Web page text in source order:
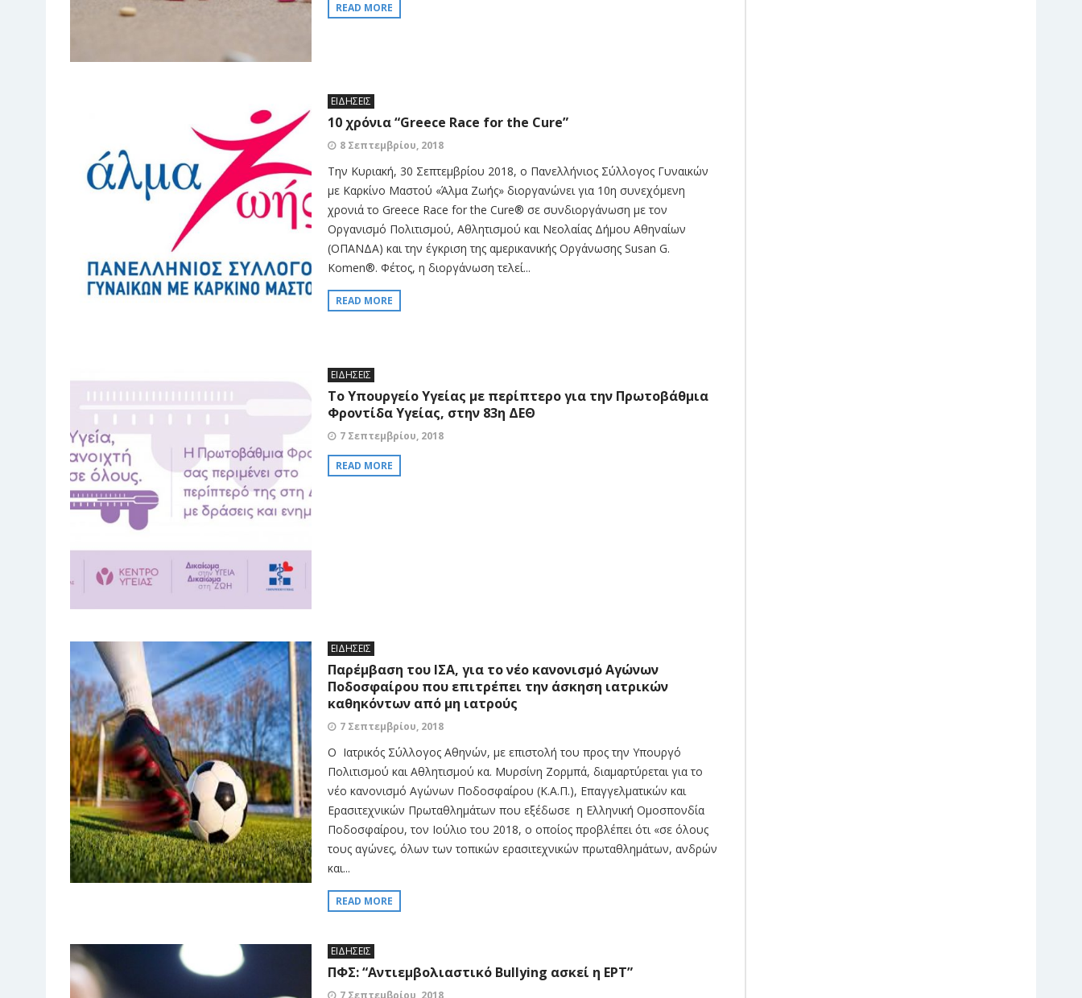
READ MORE
ΕΙΔΗΣΕΙΣ
10 χρόνια “Greece Race for the Cure”
8 Σεπτεμβρίου, 2018
Την Κυριακή, 30 Σεπτεμβρίου 2018, ο Πανελλήνιος Σύλλογος Γυναικών
με Καρκίνο Μαστού «Άλμα Ζωής» διοργανώνει για 10η συνεχόμενη
χρονιά το Greece Race for the Cure® σε συνδιοργάνωση με τον
Οργανισμό Πολιτισμού, Αθλητισμού και Νεολαίας Δήμου Αθηναίων
(ΟΠΑΝΔΑ) και την έγκριση της αμερικανικής Οργάνωσης Susan G.
Komen®. Φέτος, η διοργάνωση τελεί...
READ MORE
ΕΙΔΗΣΕΙΣ
Tο Υπουργείο Υγείας με περίπτερο για την Πρωτοβάθμια
Φροντίδα Υγείας, στην 83η ΔΕΘ
7 Σεπτεμβρίου, 2018
READ MORE
ΕΙΔΗΣΕΙΣ
Παρέμβαση του ΙΣΑ, για το νέο κανονισμό Αγώνων
Ποδοσφαίρου που επιτρέπει την άσκηση ιατρικών
καθηκόντων από μη ιατρούς
7 Σεπτεμβρίου, 2018
Ο Ιατρικός Σύλλογος Αθηνών, με επιστολή του προς την Υπουργό
Πολιτισμού και Αθλητισμού κα. Μυρσίνη Ζορμπά, διαμαρτύρεται για το
νέο κανονισμό Αγώνων Ποδοσφαίρου (Κ.Α.Π.), Επαγγελματικών και
Ερασιτεχνικών Πρωταθλημάτων που εξέδωσε η Ελληνική Ομοσπονδία
Ποδοσφαίρου, τον Ιούλιο του 2018, ο οποίος προβλέπει ότι «σε όλους
τους αγώνες, όλων των τοπικών ερασιτεχνικών πρωταθλημάτων, ανδρών
και...
READ MORE
ΕΙΔΗΣΕΙΣ
ΠΦΣ: “Αντιεμβολιαστικό Bullying ασκεί η ΕΡΤ”
7 Σεπτεμβρίου, 2018